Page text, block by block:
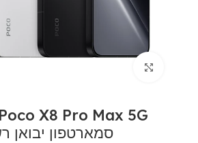
X8 Pro Max 5G
סמארטפון יבואן